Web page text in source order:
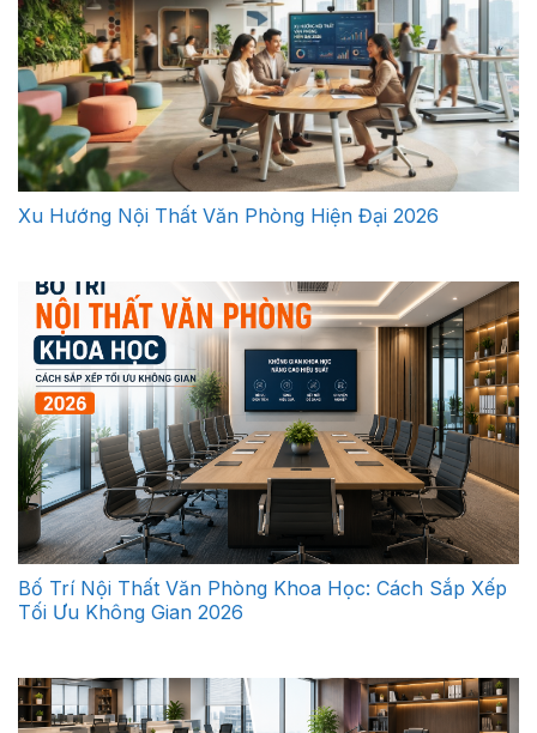
Xu Hướng Nội Thất Văn Phòng Hiện Đại 2026
Bố Trí Nội Thất Văn Phòng Khoa Học: Cách Sắp Xếp
Tối Ưu Không Gian 2026